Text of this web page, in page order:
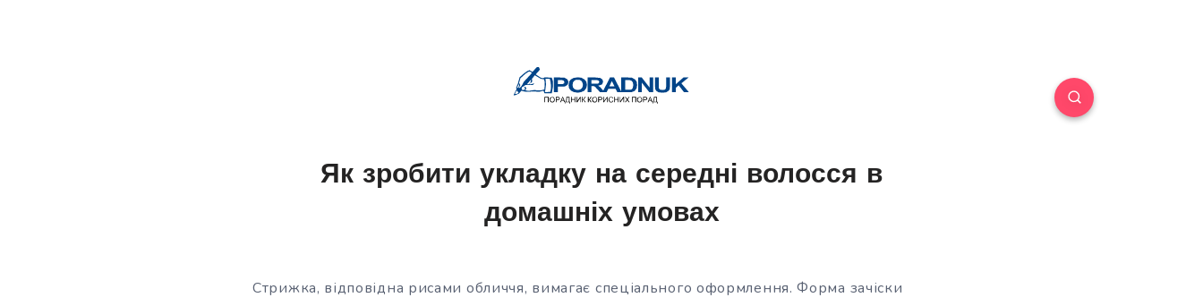
Як зробити укладку на середні волосся в
домашніх умовах
Стрижка, відповідна рисами обличчя, вимагає спеціального оформлення. Форма зачіски